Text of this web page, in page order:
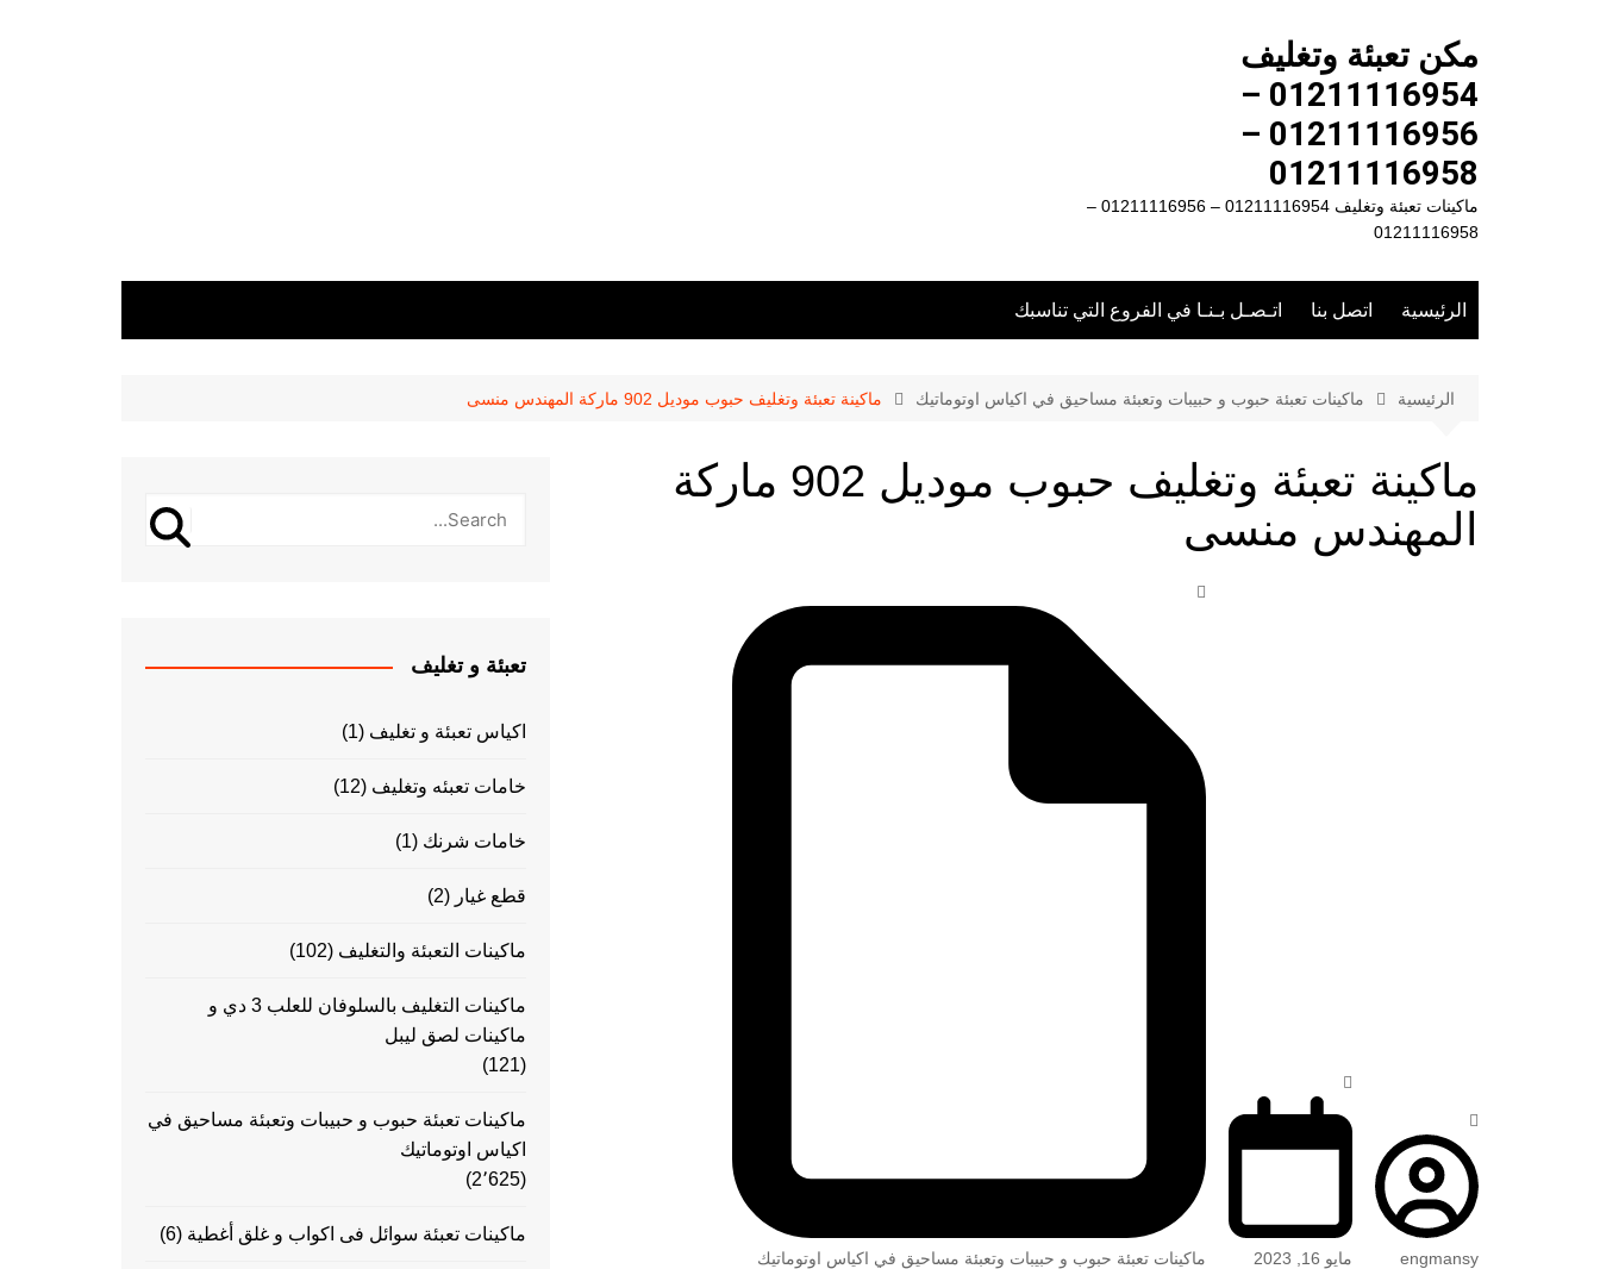
مكن تعبئة وتغليف
01211116954 –
01211116956 –
01211116958
ماكينات تعبئة وتغليف 01211116954 – 01211116956 –
01211116958
الرئيسية اتصل بنا اتـصـل بـنـا في الفروع التي تناسبك
الرئيسية ماكينات تعبئة حبوب و حبيبات وتعبئة مساحيق في اكياس اوتوماتيك ماكينة تعبئة وتغليف حبوب موديل 902 ماركة المهندس منسى
ماكينة تعبئة وتغليف حبوب موديل 902 ماركة
المهندس منسى
engmansy مايو 16, 2023 ماكينات تعبئة حبوب و حبيبات وتعبئة مساحيق في اكياس اوتوماتيك
تعبئة و تغليف
اكياس تعبئة و تغليف (1)
خامات تعبئه وتغليف (12)
خامات شرنك (1)
قطع غيار (2)
ماكينات التعبئة والتغليف (102)
ماكينات التغليف بالسلوفان للعلب 3 دي و
ماكينات لصق ليبل
(121)
ماكينات تعبئة حبوب و حبيبات وتعبئة مساحيق في
اكياس اوتوماتيك
(2٬625)
ماكينات تعبئة سوائل فى اكواب و غلق أغطية (6)